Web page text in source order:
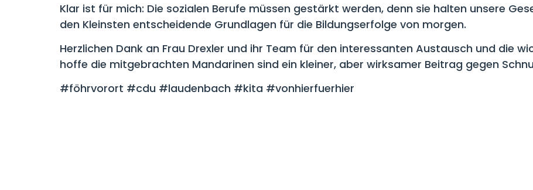
Klar ist für mich: Die sozialen Berufe müssen gestärkt werden, denn sie halten unsere
den Kleinsten entscheidende Grundlagen für die Bildungserfolge von morgen.
Herzlichen Dank an Frau Drexler und ihr Team für den interessanten Austausch und die
hoffe die mitgebrachten Mandarinen sind ein kleiner, aber wirksamer Beitrag gegen
#föhrvorort #cdu #laudenbach #kita #vonhierfuerhier